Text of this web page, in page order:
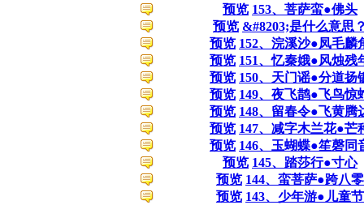
预览 153、菩萨蛮●佛头
预览 &#8203;是什么意思
预览 152、浣溪沙●凤毛麟
预览 151、忆秦娥●风烛残
预览 150、天门谣●分道扬
预览 149、夜飞鹊●飞鸟惊
预览 148、留春令●飞黄腾
预览 147、减字木兰花●芒
预览 146、玉蝴蝶●笙磬同
预览 145、踏莎行●寸心
预览 144、蛮菩萨●跨八零
预览 143、少年游●儿童节